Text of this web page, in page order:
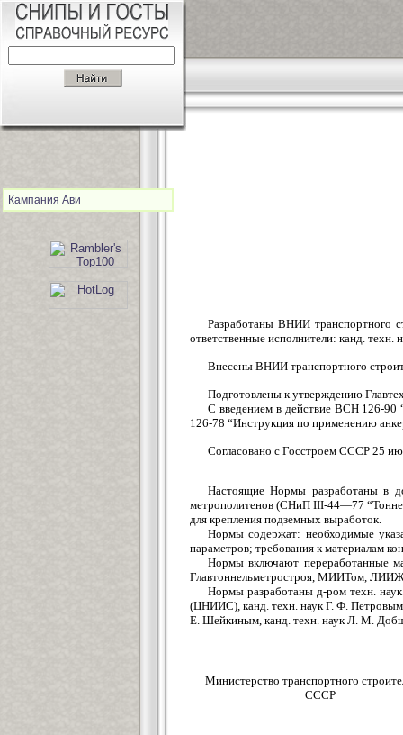
Кампания Ави
Разработаны ВНИИ транспортного
ответственные исполнители: канд.
Внесены ВНИИ транспортного
Подготовлены к утверждению
С введением в действие ВСН 126-90
126-78 “Инструкция по применению
Согласовано с Госстроем СССР 25
Настоящие Нормы разработаны в
метрополитенов (СНиП III-44—77
для крепления подземных выработок.
Нормы содержат: необходимые
параметров; требования к материалам
Нормы включают переработанные
Главтоннельметростроя, МИИТом,
Нормы разработаны д-ром техн.
(ЦНИИС), канд. техн. наук Г. Ф.
Е. Шейкиным, канд. техн. наук Л. М.
Министерство транспортного
СССР